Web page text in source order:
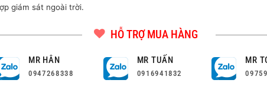
giám sát ngoài trời.
HỖ TRỢ MUA HÀNG
MR HÂN
0947268338
MR TUẤN
0916941832
MR